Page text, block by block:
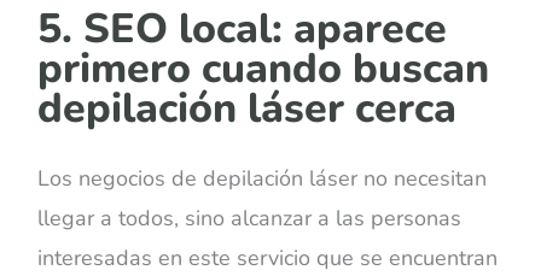
5. SEO local: aparece
primero cuando buscan
depilación láser cerca
Los negocios de depilación láser no necesitan
llegar a todos, sino alcanzar a las personas
interesadas en este servicio que se encuentran